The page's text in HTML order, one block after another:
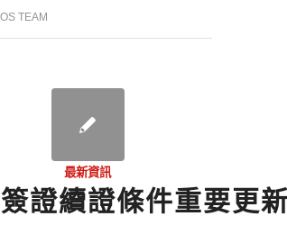
TEAM
最新資訊
證續證條件重要更新